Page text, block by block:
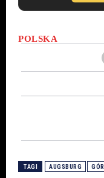
POLSKA
TAGI AUGSBURG